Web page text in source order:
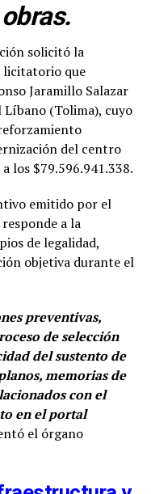
solicitó la
licitatorio que
Jaramillo Salazar
Líbano (Tolima), cuyo
del centro
los $79.596.941.338.
emitido por el
a la
de legalidad,
objetiva durante el
preventivas,
de selección
del sustento de
memorias de
con el
en el portal
el órgano